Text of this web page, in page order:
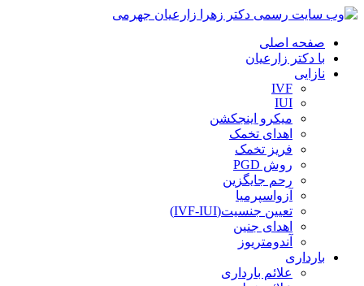
صفحه اصلی
با دکتر زارعیان
نازایی
IVF
IUI
میکرو اینجکشن
اهدای تخمک
فریز تخمک
روش PGD
رحم جایگزین
آزواسپرمیا
تعیین جنسیت(IVF-IUI)
اهدای جنین
آندومتریوز
بارداری
علائم بارداری